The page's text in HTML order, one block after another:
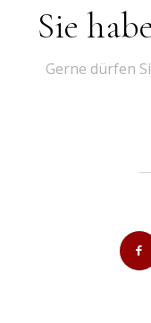
Sie
Gerne dürfen